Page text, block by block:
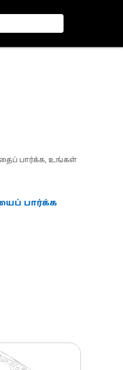
பார்க்க, உங்கள்
பார்க்க